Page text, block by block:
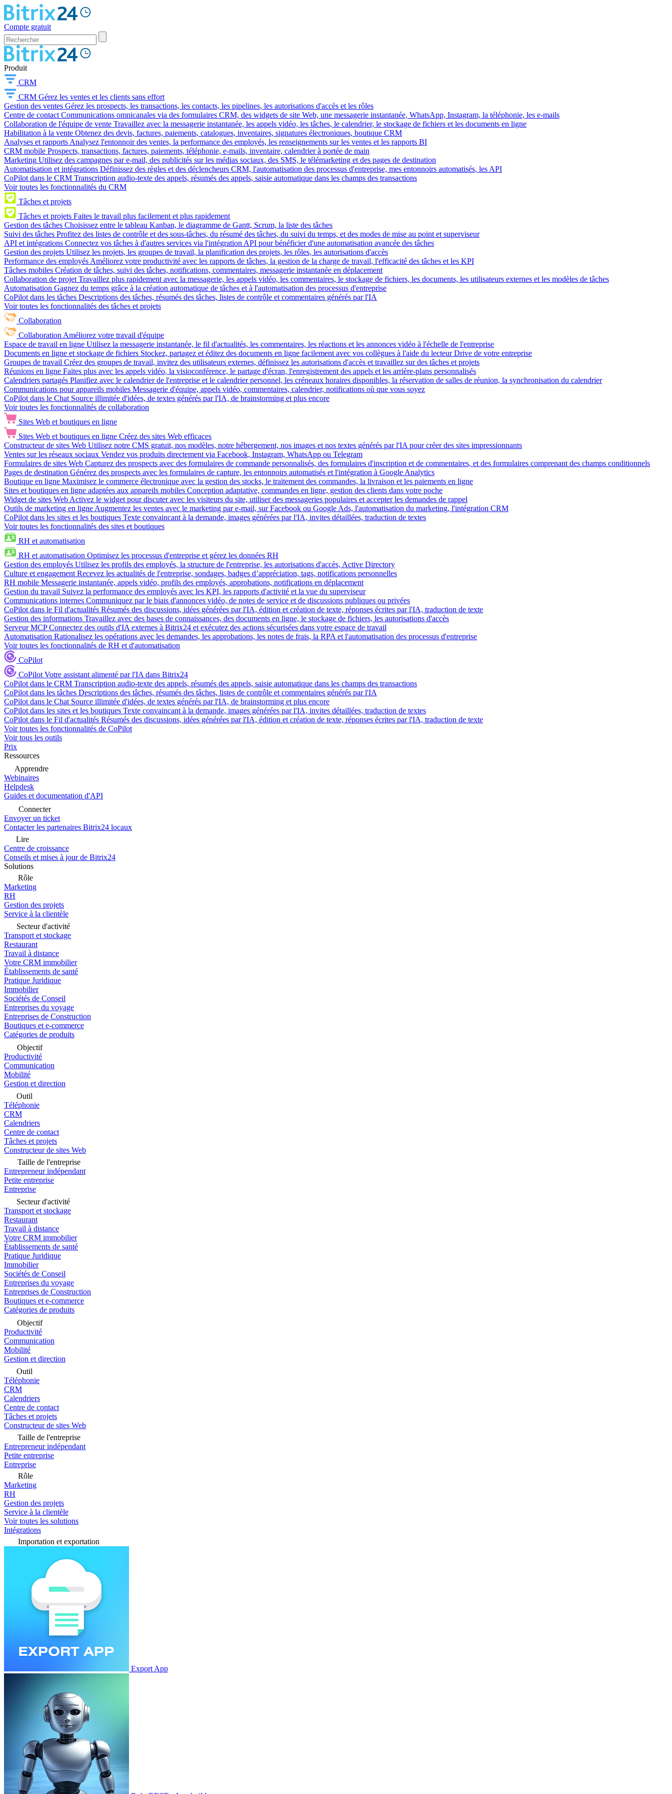
Compte gratuit
Produit
CRM
CRM Gérez les ventes et les clients sans effort
Gestion des ventes Gérez les prospects, les transactions, les contacts, les pipelines, les autorisations d'accès et les rôles
Centre de contact Communications omnicanales via des formulaires CRM, des widgets de site Web, une messagerie instantanée, WhatsApp, Instagram, la téléphonie, les e-mails
Collaboration de l'équipe de vente Travaillez avec la messagerie instantanée, les appels vidéo, les tâches, le calendrier, le stockage de fichiers et les documents en ligne
Habilitation à la vente Obtenez des devis, factures, paiements, catalogues, inventaires, signatures électroniques, boutique CRM
Analyses et rapports Analysez l'entonnoir des ventes, la performance des employés, les renseignements sur les ventes et les rapports BI
CRM mobile Prospects, transactions, factures, paiements, téléphonie, e-mails, inventaire, calendrier à portée de main
Marketing Utilisez des campagnes par e-mail, des publicités sur les médias sociaux, des SMS, le télémarketing et des pages de destination
Automatisation et intégrations Définissez des règles et des déclencheurs CRM, l'automatisation des processus d'entreprise, mes entonnoirs automatisés, les API
CoPilot dans le CRM Transcription audio-texte des appels, résumés des appels, saisie automatique dans les champs des transactions
Voir toutes les fonctionnalités du CRM
Tâches et projets
Tâches et projets Faites le travail plus facilement et plus rapidement
Gestion des tâches Choisissez entre le tableau Kanban, le diagramme de Gantt, Scrum, la liste des tâches
Suivi des tâches Profitez des listes de contrôle et des sous-tâches, du résumé des tâches, du suivi du temps, et des modes de mise au point et superviseur
API et intégrations Connectez vos tâches à d'autres services via l'intégration API pour bénéficier d'une automatisation avancée des tâches
Gestion des projets Utilisez les projets, les groupes de travail, la planification des projets, les rôles, les autorisations d'accès
Performance des employés Améliorez votre productivité avec les rapports de tâches, la gestion de la charge de travail, l'efficacité des tâches et les KPI
Tâches mobiles Création de tâches, suivi des tâches, notifications, commentaires, messagerie instantanée en déplacement
Collaboration de projet Travaillez plus rapidement avec la messagerie, les appels vidéo, les commentaires, le stockage de fichiers, les documents, les utilisateurs externes et les modèles de tâches
Automatisation Gagnez du temps grâce à la création automatique de tâches et à l'automatisation des processus d'entreprise
CoPilot dans les tâches Descriptions des tâches, résumés des tâches, listes de contrôle et commentaires générés par l'IA
Voir toutes les fonctionnalités des tâches et projets
Collaboration
Collaboration Améliorez votre travail d'équipe
Espace de travail en ligne Utilisez la messagerie instantanée, le fil d'actualités, les commentaires, les réactions et les annonces vidéo à l'échelle de l'entreprise
Documents en ligne et stockage de fichiers Stockez, partagez et éditez des documents en ligne facilement avec vos collègues à l'aide du lecteur Drive de votre entreprise
Groupes de travail Créez des groupes de travail, invitez des utilisateurs externes, définissez les autorisations d'accès et travaillez sur des tâches et projets
Réunions en ligne Faites plus avec les appels vidéo, la visioconférence, le partage d'écran, l'enregistrement des appels et les arrière-plans personnalisés
Calendriers partagés Planifiez avec le calendrier de l'entreprise et le calendrier personnel, les créneaux horaires disponibles, la réservation de salles de réunion, la synchronisation du calendrier
Communications pour appareils mobiles Messagerie d'équipe, appels vidéo, commentaires, calendrier, notifications où que vous soyez
CoPilot dans le Chat Source illimitée d'idées, de textes générés par l'IA, de brainstorming et plus encore
Voir toutes les fonctionnalités de collaboration
Sites Web et boutiques en ligne
Sites Web et boutiques en ligne Créez des sites Web efficaces
Constructeur de sites Web Utilisez notre CMS gratuit, nos modèles, notre hébergement, nos images et nos textes générés par l'IA pour créer des sites impressionnants
Ventes sur les réseaux sociaux Vendez vos produits directement via Facebook, Instagram, WhatsApp ou Telegram
Formulaires de sites Web Capturez des prospects avec des formulaires de commande personnalisés, des formulaires d'inscription et de commentaires, et des formulaires comprenant des champs conditionnels
Pages de destination Générez des prospects avec les formulaires de capture, les entonnoirs automatisés et l'intégration à Google Analytics
Boutique en ligne Maximisez le commerce électronique avec la gestion des stocks, le traitement des commandes, la livraison et les paiements en ligne
Sites et boutiques en ligne adaptées aux appareils mobiles Conception adaptative, commandes en ligne, gestion des clients dans votre poche
Widget de sites Web Activez le widget pour discuter avec les visiteurs du site, utiliser des messageries populaires et accepter les demandes de rappel
Outils de marketing en ligne Augmentez les ventes avec le marketing par e-mail, sur Facebook ou Google Ads, l'automatisation du marketing, l'intégration CRM
CoPilot dans les sites et les boutiques Texte convaincant à la demande, images générées par l'IA, invites détaillées, traduction de textes
Voir toutes les fonctionnalités des sites et boutiques
RH et automatisation
RH et automatisation Optimisez les processus d'entreprise et gérez les données RH
Gestion des employés Utilisez les profils des employés, la structure de l'entreprise, les autorisations d'accès, Active Directory
Culture et engagement Recevez les actualités de l'entreprise, sondages, badges d’appréciation, tags, notifications personnelles
RH mobile Messagerie instantanée, appels vidéo, profils des employés, approbations, notifications en déplacement
Gestion du travail Suivez la performance des employés avec les KPI, les rapports d'activité et la vue du superviseur
Communications internes Communiquez par le biais d'annonces vidéo, de notes de service et de discussions publiques ou privées
CoPilot dans le Fil d'actualités Résumés des discussions, idées générées par l'IA, édition et création de texte, réponses écrites par l'IA, traduction de texte
Gestion des informations Travaillez avec des bases de connaissances, des documents en ligne, le stockage de fichiers, les autorisations d'accès
Serveur MCP Connectez des outils d'IA externes à Bitrix24 et exécutez des actions sécurisées dans votre espace de travail
Automatisation Rationalisez les opérations avec les demandes, les approbations, les notes de frais, la RPA et l'automatisation des processus d'entreprise
Voir toutes les fonctionnalités de RH et d'automatisation
CoPilot
CoPilot Votre assistant alimenté par l'IA dans Bitrix24
CoPilot dans le CRM Transcription audio-texte des appels, résumés des appels, saisie automatique dans les champs des transactions
CoPilot dans les tâches Descriptions des tâches, résumés des tâches, listes de contrôle et commentaires générés par l'IA
CoPilot dans le Chat Source illimitée d'idées, de textes générés par l'IA, de brainstorming et plus encore
CoPilot dans les sites et les boutiques Texte convaincant à la demande, images générées par l'IA, invites détaillées, traduction de textes
CoPilot dans le Fil d'actualités Résumés des discussions, idées générées par l'IA, édition et création de texte, réponses écrites par l'IA, traduction de texte
Voir toutes les fonctionnalités de CoPilot
Voir tous les outils
Prix
Ressources
Apprendre
Webinaires
Helpdesk
Guides et documentation d'API
Connecter
Envoyer un ticket
Contacter les partenaires Bitrix24 locaux
Lire
Centre de croissance
Conseils et mises à jour de Bitrix24
Solutions
Rôle
Marketing
RH
Gestion des projets
Service à la clientèle
Secteur d'activité
Transport et stockage
Restaurant
Travail à distance
Votre CRM immobilier
Établissements de santé
Pratique Juridique
Immobilier
Sociétés de Conseil
Entreprises du voyage
Entreprises de Construction
Boutiques et e-commerce
Catégories de produits
Objectif
Productivité
Communication
Mobilité
Gestion et direction
Outil
Téléphonie
CRM
Calendriers
Centre de contact
Tâches et projets
Constructeur de sites Web
Taille de l'entreprise
Entrepreneur indépendant
Petite entreprise
Entreprise
Secteur d'activité
Transport et stockage
Restaurant
Travail à distance
Votre CRM immobilier
Établissements de santé
Pratique Juridique
Immobilier
Sociétés de Conseil
Entreprises du voyage
Entreprises de Construction
Boutiques et e-commerce
Catégories de produits
Objectif
Productivité
Communication
Mobilité
Gestion et direction
Outil
Téléphonie
CRM
Calendriers
Centre de contact
Tâches et projets
Constructeur de sites Web
Taille de l'entreprise
Entrepreneur indépendant
Petite entreprise
Entreprise
Rôle
Marketing
RH
Gestion des projets
Service à la clientèle
Voir toutes les solutions
Intégrations
Importation et exportation
Export App